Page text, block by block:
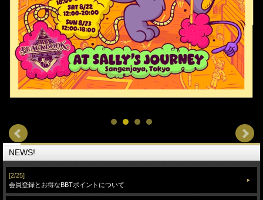
NEWS!
[2/25]
会員登録とお得なBBTポイントについて